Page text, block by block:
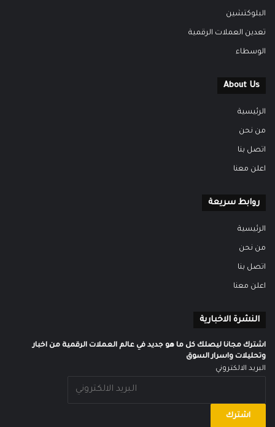
البلوكتشين
تعدين العملات الرقمية
الوسطاء
About Us
الرئيسية
من نحن
اتصل بنا
اعلن معنا
روابط سريعة
الرئيسية
من نحن
اتصل بنا
اعلن معنا
النشرة الاخبارية
اشترك مجانا ليصلك كل ما هو جديد في عالم العملات الرقمية من اخبار
وتحليلات واسرار السوق
البريد الالكتروني